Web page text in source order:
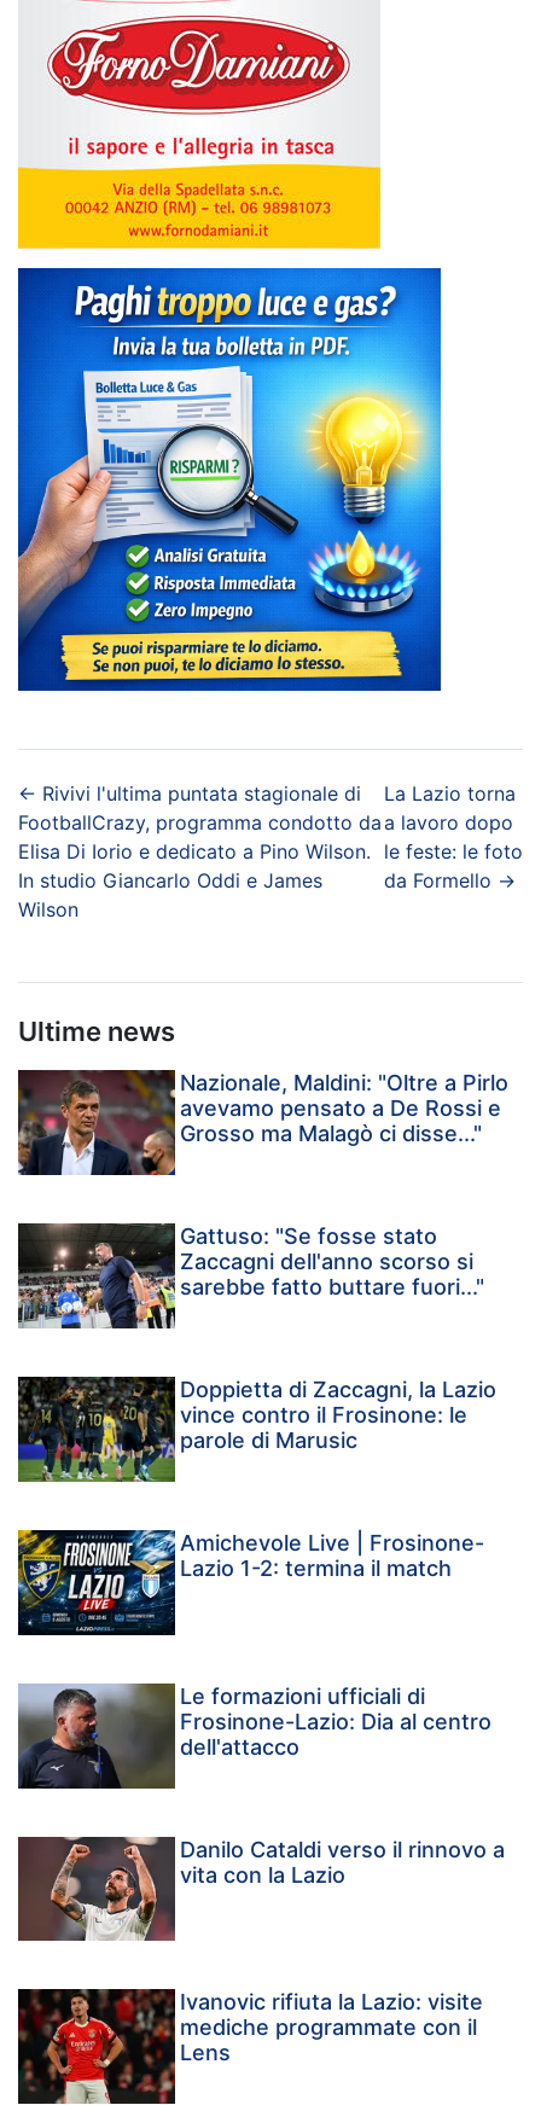
← Rivivi l'ultima puntata stagionale di
FootballCrazy, programma condotto da
Elisa Di Iorio e dedicato a Pino Wilson.
In studio Giancarlo Oddi e James
Wilson
La Lazio torna
a lavoro dopo
le feste: le foto
da Formello →
Ultime news
Nazionale, Maldini: "Oltre a Pirlo
avevamo pensato a De Rossi e
Grosso ma Malagò ci disse..."
Gattuso: "Se fosse stato
Zaccagni dell'anno scorso si
sarebbe fatto buttare fuori..."
Doppietta di Zaccagni, la Lazio
vince contro il Frosinone: le
parole di Marusic
Amichevole Live | Frosinone-
Lazio 1-2: termina il match
Le formazioni ufficiali di
Frosinone-Lazio: Dia al centro
dell'attacco
Danilo Cataldi verso il rinnovo a
vita con la Lazio
Ivanovic rifiuta la Lazio: visite
mediche programmate con il
Lens